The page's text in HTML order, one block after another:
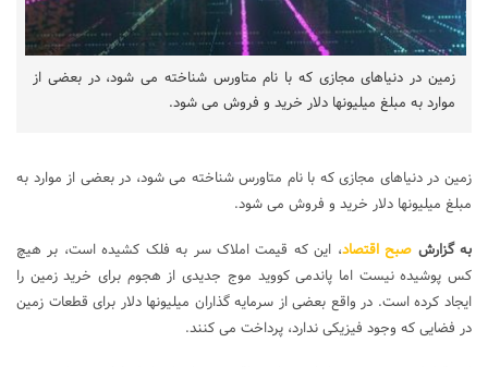
زمین در دنیاهای مجازی که با نام متاورس شناخته می شود، در بعضی از
موارد به مبلغ میلیونها دلار خرید و فروش می شود.
زمین در دنیاهای مجازی که با نام متاورس شناخته می شود، در بعضی از موارد به
مبلغ میلیونها دلار خرید و فروش می شود.
به گزارش صبح اقتصاد، این که قیمت املاک سر به فلک کشیده است، بر هیچ
کس پوشیده نیست اما پاندمی کووید موج جدیدی از هجوم برای خرید زمین را
ایجاد کرده است. در واقع بعضی از سرمایه گذاران میلیونها دلار برای قطعات زمین
در فضایی که وجود فیزیکی ندارد، پرداخت می کنند.